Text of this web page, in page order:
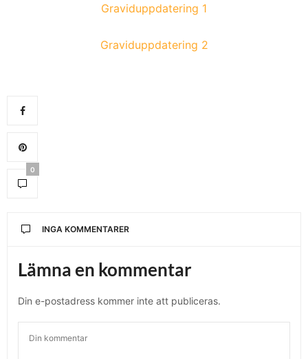
Graviduppdatering 1
Graviduppdatering 2
0
INGA KOMMENTARER
Lämna en kommentar
Din e-postadress kommer inte att publiceras.